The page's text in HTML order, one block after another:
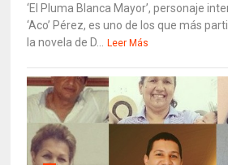
‘El Pluma Blanca Mayor’, personaje
‘Aco’ Pérez, es uno de los que más
la novela de D... Leer Más